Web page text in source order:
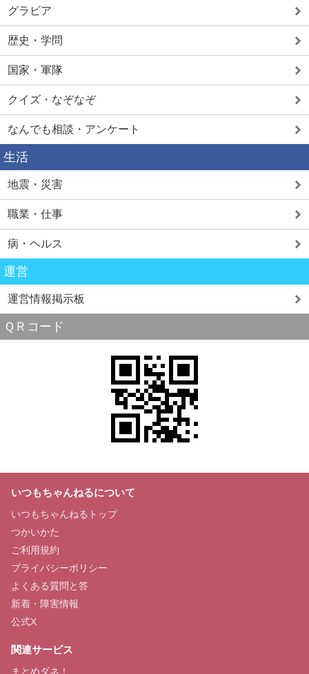
グラビア
歴史・学問
国家・軍隊
クイズ・なぞなぞ
なんでも相談・アンケート
生活
地震・災害
職業・仕事
病・ヘルス
運営
運営情報掲示板
ＱＲコード
いつもちゃんねるについて
いつもちゃんねるトップ
つかいかた
ご利用規約
プライバシーポリシー
よくある質問と答
新着・障害情報
公式X
関連サービス
まとめダネ！